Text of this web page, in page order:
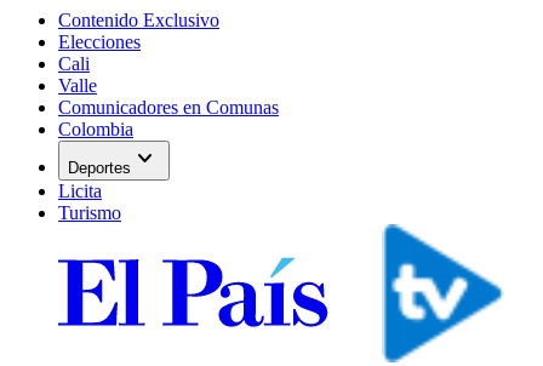
Contenido Exclusivo
Elecciones
Cali
Valle
Comunicadores en Comunas
Colombia
Deportes expand_more
Licita
Turismo